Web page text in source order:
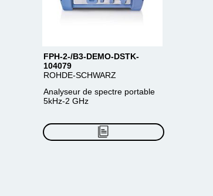
FPH-2-/B3-DEMO-DSTK-
104079
ROHDE-SCHWARZ
Analyseur de spectre portable
5kHz-2 GHz